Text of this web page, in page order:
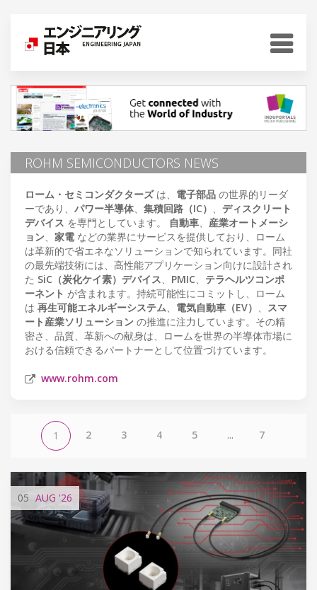
ROHM SEMICONDUCTORS NEWS
ローム・セミコンダクターズは、 電子部品 の世界的リーダ
ーであり、 パワー半導体、 集積回路（IC） 、 ディスクリート
デバイス を専門としています。 自動車、 産業オートメーシ
ョン、 家電 などの業界にサービスを提供しており、ローム
は革新的で省エネなソリューションで知られています。同社
の最先端技術には、高性能アプリケーション向けに設計され
た SiC（炭化ケイ素）デバイス、 PMIC、 テラヘルツコンポ
ーネント が含まれます。持続可能性にコミットし、ローム
は 再生可能エネルギーシステム、 電気自動車（EV） 、 スマ
ート産業ソリューション の推進に注力しています。その精
密さ、品質、革新への献身は、ロームを世界の半導体市場に
おける信頼できるパートナーとして位置づけています。
www.rohm.com
1 2 3 4 5 ... 7
05 AUG '26